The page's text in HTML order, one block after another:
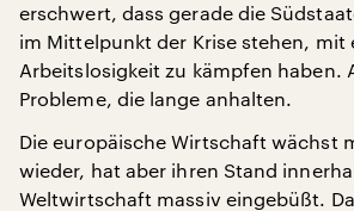
erschwert, dass gerade die
im Mittelpunkt der Krise stehen, mit
Arbeitslosigkeit zu kämpfen haben.
Probleme, die lange anhalten.
Die europäische Wirtschaft wächst
wieder, hat aber ihren Stand
Weltwirtschaft massiv eingebüßt.